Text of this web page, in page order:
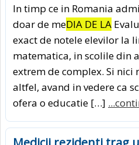
In timp ce in Romania
doar de meDIA DE LA
exact de notele elevilor la
matematica, in scolile din
extrem de complex. Si nici
altfel, avand in vedere ca
ofera o educatie […]